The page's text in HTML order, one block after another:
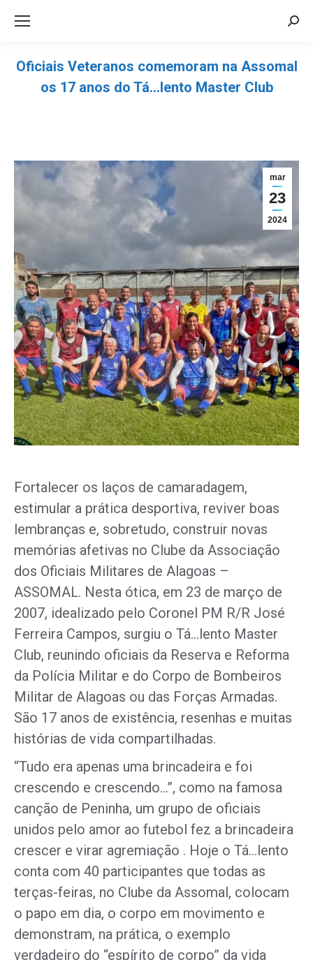
Oficiais Veteranos comemoram na Assomal
os 17 anos do Tá…lento Master Club
mar
23
2024
Fortalecer os laços de camaradagem,
estimular a prática desportiva, reviver boas
lembranças e, sobretudo, construir novas
memórias afetivas no Clube da Associação
dos Oficiais Militares de Alagoas –
ASSOMAL. Nesta ótica, em 23 de março de
2007, idealizado pelo Coronel PM R/R José
Ferreira Campos, surgiu o Tá…lento Master
Club, reunindo oficiais da Reserva e Reforma
da Polícia Militar e do Corpo de Bombeiros
Militar de Alagoas ou das Forças Armadas.
São 17 anos de existência, resenhas e muitas
histórias de vida compartilhadas.
“Tudo era apenas uma brincadeira e foi
crescendo e crescendo…”, como na famosa
canção de Peninha, um grupo de oficiais
unidos pelo amor ao futebol fez a brincadeira
crescer e virar agremiação . Hoje o Tá…lento
conta com 40 participantes que todas as
terças-feiras, no Clube da Assomal, colocam
o papo em dia, o corpo em movimento e
demonstram, na prática, o exemplo
verdadeiro do “espírito de corpo” da vida